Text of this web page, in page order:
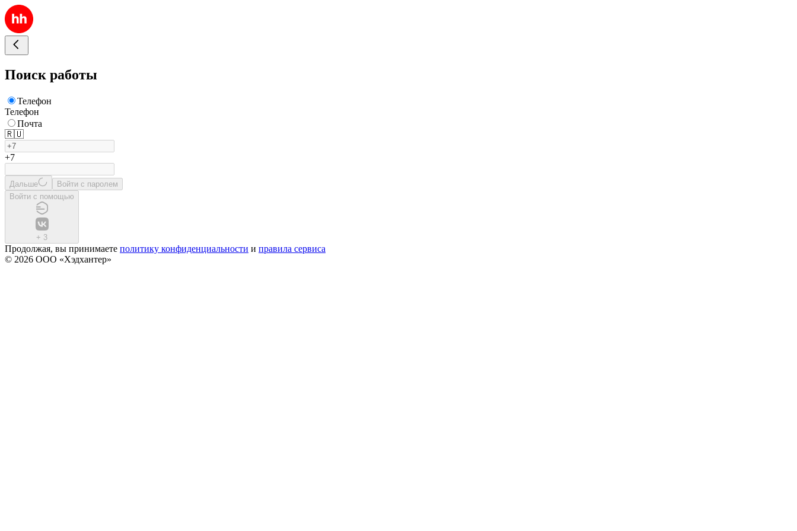
Поиск работы
Телефон
Телефон
Почта
🇷🇺
+7
Дальше
Войти с паролем
Войти с помощью
+ 3
Продолжая, вы принимаете политику конфиденциальности и правила сервиса
© 2026 ООО «Хэдхантер»